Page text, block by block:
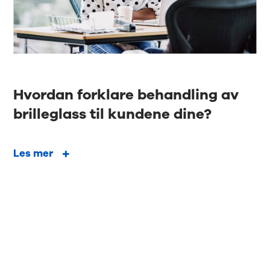
Hvordan forklare behandling av
brilleglass til kundene dine?
Les mer